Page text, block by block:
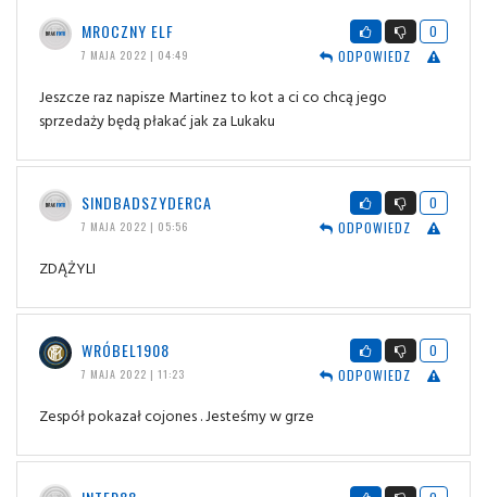
MROCZNY ELF
7 MAJA 2022 | 04:49
0
ODPOWIEDZ
Jeszcze raz napisze Martinez to kot a ci co chcą jego
sprzedaży będą płakać jak za Lukaku
SINDBADSZYDERCA
7 MAJA 2022 | 05:56
0
ODPOWIEDZ
ZDĄŻYLI
WRÓBEL1908
7 MAJA 2022 | 11:23
0
ODPOWIEDZ
Zespół pokazał cojones . Jesteśmy w grze